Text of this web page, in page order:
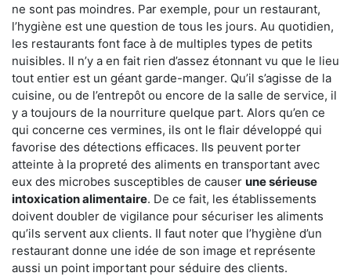
ne sont pas moindres. Par exemple, pour un restaurant,
l’hygiène est une question de tous les jours. Au quotidien,
les restaurants font face à de multiples types de petits
nuisibles. Il n’y a en fait rien d’assez étonnant vu que le lieu
tout entier est un géant garde-manger. Qu’il s’agisse de la
cuisine, ou de l’entrepôt ou encore de la salle de service, il
y a toujours de la nourriture quelque part. Alors qu’en ce
qui concerne ces vermines, ils ont le flair développé qui
favorise des détections efficaces. Ils peuvent porter
atteinte à la propreté des aliments en transportant avec
eux des microbes susceptibles de causer une sérieuse
intoxication alimentaire. De ce fait, les établissements
doivent doubler de vigilance pour sécuriser les aliments
qu’ils servent aux clients. Il faut noter que l’hygiène d’un
restaurant donne une idée de son image et représente
aussi un point important pour séduire des clients.